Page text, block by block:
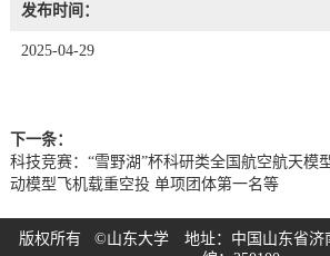
发布时间：
2025-04-29
下一条：
科技竞赛：“雪野湖”杯科研类全国航空航天模
动模型飞机载重空投 单项团体第一名等
版权所有 ©山东大学 地址：中国山东省济